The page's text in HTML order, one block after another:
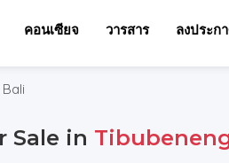
คอนเซียจ วารสาร ลงประก
Bali
Sale in